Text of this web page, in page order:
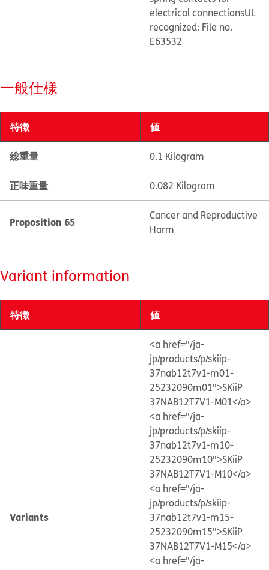
electrical connectionsUL
recognized: File no.
E63532
一般仕様
特徴 値
総重量 0.1 Kilogram
正味重量 0.082 Kilogram
Proposition 65
Cancer and Reproductive
Harm
Variant information
特徴 値
Variants
<a href="/ja-
jp/products/p/skiip-
37nab12t7v1-m01-
25232090m01">SKiiP
37NAB12T7V1-M01</a>
<a href="/ja-
jp/products/p/skiip-
37nab12t7v1-m10-
25232090m10">SKiiP
37NAB12T7V1-M10</a>
<a href="/ja-
jp/products/p/skiip-
37nab12t7v1-m15-
25232090m15">SKiiP
37NAB12T7V1-M15</a>
<a href="/ja-